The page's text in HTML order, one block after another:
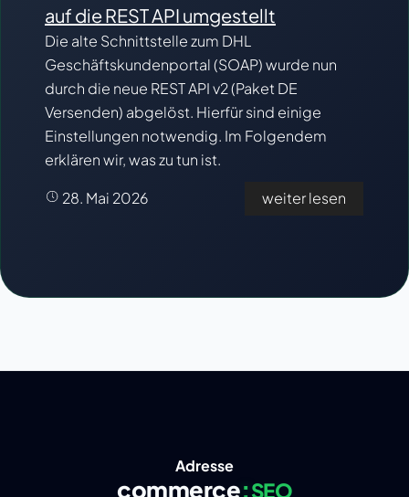
auf die REST API umgestellt
Die alte Schnittstelle zum DHL
Geschäftskundenportal (SOAP) wurde nun
durch die neue REST API v2 (Paket DE
Versenden) abgelöst. Hierfür sind einige
Einstellungen notwendig. Im Folgendem
erklären wir, was zu tun ist.
28. Mai 2026 weiter lesen
Adresse
commerce:SEO